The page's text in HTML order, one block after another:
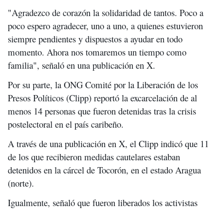
"Agradezco de corazón la solidaridad de tantos. Poco a
poco espero agradecer, uno a uno, a quienes estuvieron
siempre pendientes y dispuestos a ayudar en todo
momento. Ahora nos tomaremos un tiempo como
familia", señaló en una publicación en X.
Por su parte, la ONG Comité por la Liberación de los
Presos Políticos (Clipp) reportó la excarcelación de al
menos 14 personas que fueron detenidas tras la crisis
postelectoral en el país caribeño.
A través de una publicación en X, el Clipp indicó que 11
de los que recibieron medidas cautelares estaban
detenidos en la cárcel de Tocorón, en el estado Aragua
(norte).
Igualmente, señaló que fueron liberados los activistas